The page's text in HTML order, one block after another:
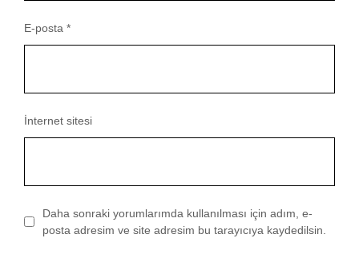
E-posta *
İnternet sitesi
Daha sonraki yorumlarımda kullanılması için adım, e-
posta adresim ve site adresim bu tarayıcıya kaydedilsin.